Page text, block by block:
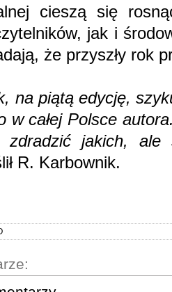
cieszą się
jak i
że przyszły rok
na piątą edycję,
w całej Polsce
zdradzić jakich,
R. Karbownik.